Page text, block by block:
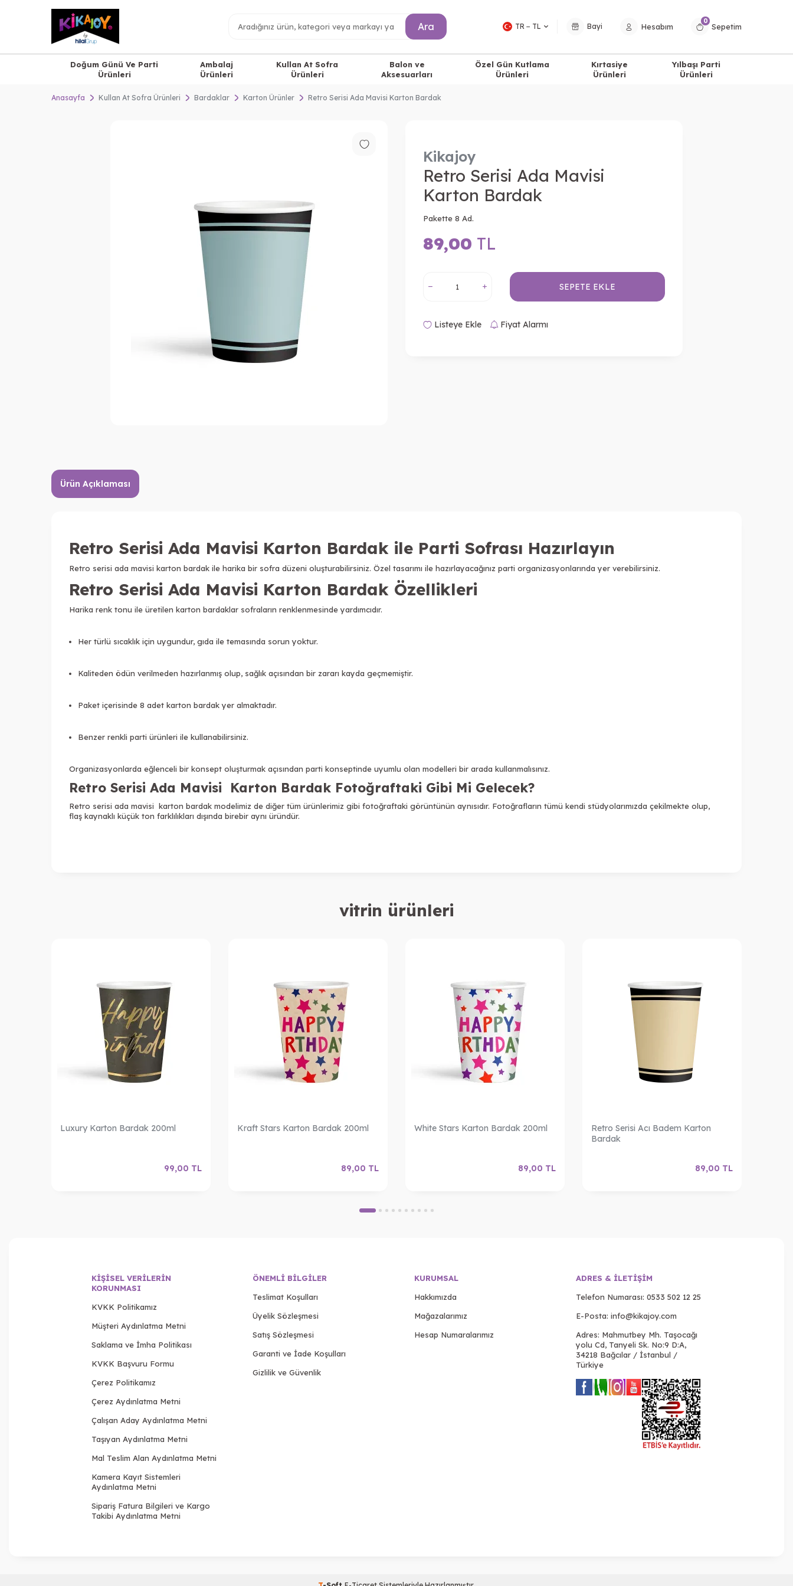
Ara TR − TL Bayi Hesabım
0
Sepetim
Doğum Günü Ve Parti
Ürünleri
Ambalaj
Ürünleri
Kullan At Sofra
Ürünleri
Balon ve
Aksesuarları
Özel Gün Kutlama
Ürünleri
Kırtasiye
Ürünleri
Yılbaşı Parti
Ürünleri
Anasayfa Kullan At Sofra Ürünleri Bardaklar Karton Ürünler Retro Serisi Ada Mavisi Karton Bardak
Kikajoy
Retro Serisi Ada Mavisi
Karton Bardak
Pakette 8 Ad.
89,00 TL
SEPETE EKLE
Listeye Ekle Fiyat Alarmı
Ürün Açıklaması
Retro Serisi Ada Mavisi Karton Bardak ile Parti Sofrası Hazırlayın
Retro serisi ada mavisi karton bardak ile harika bir sofra düzeni oluşturabilirsiniz. Özel tasarımı ile hazırlayacağınız parti organizasyonlarında yer verebilirsiniz.
Retro Serisi Ada Mavisi Karton Bardak Özellikleri
Harika renk tonu ile üretilen karton bardaklar sofraların renklenmesinde yardımcıdır.
Her türlü sıcaklık için uygundur, gıda ile temasında sorun yoktur.
Kaliteden ödün verilmeden hazırlanmış olup, sağlık açısından bir zararı kayda geçmemiştir.
Paket içerisinde 8 adet karton bardak yer almaktadır.
Benzer renkli parti ürünleri ile kullanabilirsiniz.
Organizasyonlarda eğlenceli bir konsept oluşturmak açısından parti konseptinde uyumlu olan modelleri bir arada kullanmalısınız.
Retro Serisi Ada Mavisi Karton Bardak Fotoğraftaki Gibi Mi Gelecek?
Retro serisi ada mavisi karton bardak modelimiz de diğer tüm ürünlerimiz gibi fotoğraftaki görüntünün aynısıdır. Fotoğrafların tümü kendi stüdyolarımızda çekilmekte olup,
flaş kaynaklı küçük ton farklılıkları dışında birebir aynı üründür.
vitrin ürünleri
Luxury Karton Bardak 200ml
99,00 TL
Kraft Stars Karton Bardak 200ml
89,00 TL
White Stars Karton Bardak 200ml
89,00 TL
Retro Serisi Acı Badem Karton
Bardak
89,00 TL
KIŞISEL VERILERIN
KORUNMASI
KVKK Politikamız
Müşteri Aydınlatma Metni
Saklama ve İmha Politikası
KVKK Başvuru Formu
Çerez Politikamız
Çerez Aydınlatma Metni
Çalışan Aday Aydınlatma Metni
Taşıyan Aydınlatma Metni
Mal Teslim Alan Aydınlatma Metni
Kamera Kayıt Sistemleri
Aydınlatma Metni
Sipariş Fatura Bilgileri ve Kargo
Takibi Aydınlatma Metni
ÖNEMLI BILGILER
Teslimat Koşulları
Üyelik Sözleşmesi
Satış Sözleşmesi
Garanti ve İade Koşulları
Gizlilik ve Güvenlik
KURUMSAL
Hakkımızda
Mağazalarımız
Hesap Numaralarımız
ADRES & İLETIŞIM
Telefon Numarası: 0533 502 12 25
E-Posta: info@kikajoy.com
Adres: Mahmutbey Mh. Taşocağı
yolu Cd, Tanyeli Sk. No:9 D:A,
34218 Bağcılar / İstanbul /
Türkiye